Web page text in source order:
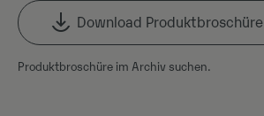
Download Produktbroschüre
Produktbroschüre im Archiv suchen.